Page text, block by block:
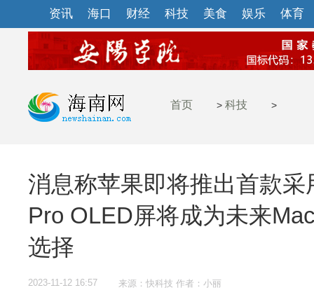
资讯 海口 财经 科技 美食 娱乐 体育
首页 > 科技 >
消息称苹果即将推出首款
Pro OLED屏将成为未来
选择
2023-11-12 16:57 来源：快科技 作者：小丽